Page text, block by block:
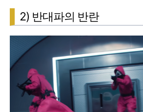
2) 반대파의 반란